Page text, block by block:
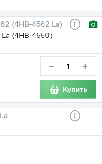
(4НВ-4562 La)
(4НВ-4550)
− +
Купить